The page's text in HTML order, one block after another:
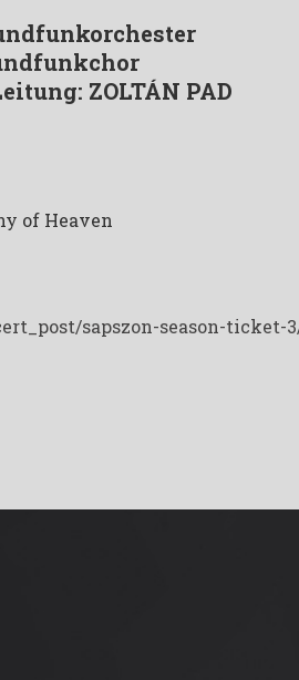
ZOLTÁN PAD
of Heaven
sapszon-season-ticket-